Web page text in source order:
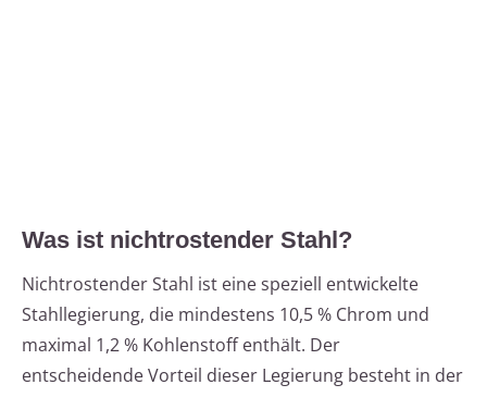
Was ist nichtrostender Stahl?
Nichtrostender Stahl ist eine speziell entwickelte
Stahllegierung, die mindestens 10,5 % Chrom und
maximal 1,2 % Kohlenstoff enthält. Der
entscheidende Vorteil dieser Legierung besteht in der